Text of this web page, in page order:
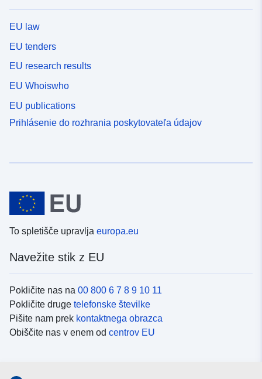
EU law
EU tenders
EU research results
EU Whoiswho
EU publications
Prihlásenie do rozhrania poskytovateľa údajov
To spletišče upravlja europa.eu
Navežite stik z EU
Pokličite nas na 00 800 6 7 8 9 10 11
Pokličite druge telefonske številke
Pišite nam prek kontaktnega obrazca
Obiščite nas v enem od centrov EU